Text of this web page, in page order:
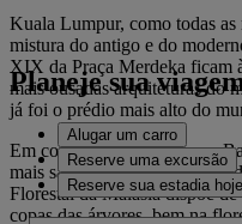
Kuala Lumpur, como todas as
mistura do antigo e do
XIX da Praça Merdeka ficam
mais ousadas arquiteturas do
já foi o prédio mais alto do
Em contraste, nas Cavernas
mais sagrado santuário hindu
Florestal da Malásia dispõe
copas das árvores, bem na
Planeje sua
Alugar um carro
Reserve uma excursão
Reserve sua estadia